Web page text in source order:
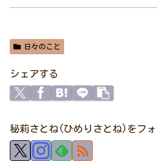
日々のこと
シェアする
秘莉さとね(ひめりさとね)をフ